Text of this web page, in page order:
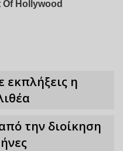
εκπλήξεις η
την διοίκηση